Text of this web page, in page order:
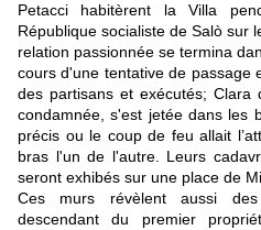
Petacci habitèrent la Villa
République socialiste de Salò sur
relation passionnée se termina
cours d'une tentative de passage
des partisans et exécutés;
condamnée, s'est jetée dans les
précis ou le coup de feu allait
bras l'un de l'autre. Leurs
seront exhibés sur une place de
Ces murs révèlent aussi
descendant du premier